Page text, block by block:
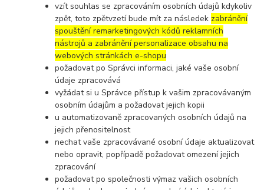
vzít souhlas se zpracováním osobních údajů kdykoliv
zpět, toto zpětvzetí bude mít za následek zabránění
spouštění remarketingových kódů reklamních
nástrojů a zabránění personalizace obsahu na
webových stránkách e-shopu
požadovat po Správci informaci, jaké vaše osobní
údaje zpracovává
vyžádat si u Správce přístup k vašim zpracovávaným
osobním údajům a požadovat jejich kopii
u automatizovaně zpracovaných osobních údajů na
jejich přenositelnost
nechat vaše zpracovávané osobní údaje aktualizovat
nebo opravit, popřípadě požadovat omezení jejich
zpracování
požadovat po společnosti výmaz vašich osobních